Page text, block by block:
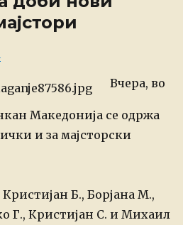
Вчера, во
Македонија се одржа
и за мајсторски
Кристијан Б., Борјана М.,
Г., Кристијан С. и Михаил